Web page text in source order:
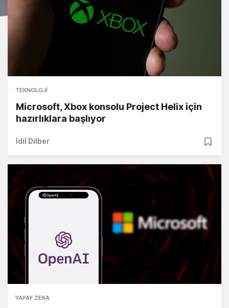
TEKNOLOJI
Microsoft, Xbox konsolu Project Helix için
hazırlıklara başlıyor
İdil Dilber
YAPAY ZEKA